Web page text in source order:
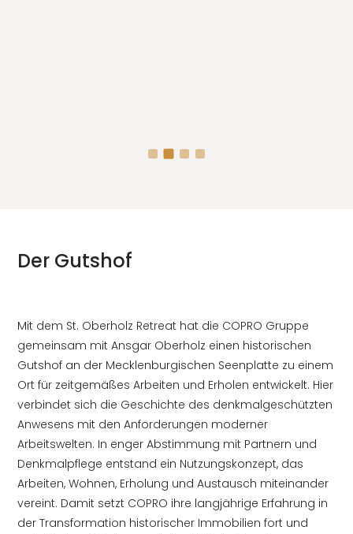
Der Gutshof
Mit dem St. Oberholz Retreat hat die COPRO Gruppe
gemeinsam mit Ansgar Oberholz einen historischen
Gutshof an der Mecklenburgischen Seenplatte zu einem
Ort für zeitgemäßes Arbeiten und Erholen entwickelt. Hier
verbindet sich die Geschichte des denkmalgeschützten
Anwesens mit den Anforderungen moderner
Arbeitswelten. In enger Abstimmung mit Partnern und
Denkmalpflege entstand ein Nutzungskonzept, das
Arbeiten, Wohnen, Erholung und Austausch miteinander
vereint. Damit setzt COPRO ihre langjährige Erfahrung in
der Transformation historischer Immobilien fort und